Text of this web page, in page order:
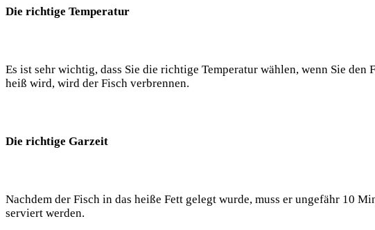
Die richtige Temperatur
Es ist sehr wichtig, dass Sie die richtige Temperatur wählen, wenn Sie
heiß wird, wird der Fisch verbrennen.
Die richtige Garzeit
Nachdem der Fisch in das heiße Fett gelegt wurde, muss er ungefähr 10
serviert werden.